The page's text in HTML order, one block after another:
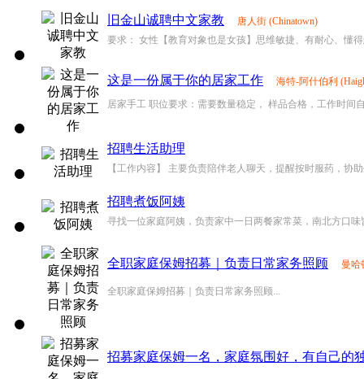
旧金山诚聘中文家教
唐人街 (Chinatown)
要求： 女性【教育对象也是女孩】思维敏捷、有耐心、懂
这是一份属于你的居家工作
海特-阿什伯利
居家手工 职位要求：需要数量稳定， 样品合格，工作时间
招聘生活助理
【工作内容】 主要负责陪伴老人聊天，提醒按时服药，协
招聘煮饭阿姨
寻找一位家庭阿姨，负责家中一日两餐家常菜，南北方口味
全职家庭保姆招募｜负责日常家务照顾 曼哈
全职家庭保姆招募｜负责日常家务照顾...
招募家庭保姆一名，家庭氛围好，有自己的